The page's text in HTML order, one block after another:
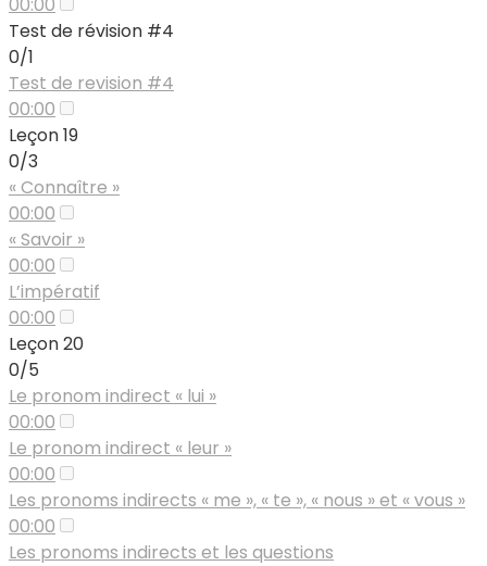
Test de révision #4
0/1
Test de revision #4
00:00
Leçon 19
0/3
« Connaître »
00:00
« Savoir »
00:00
L’impératif
00:00
Leçon 20
0/5
Le pronom indirect « lui »
00:00
Le pronom indirect « leur »
00:00
Les pronoms indirects « me », « te », « nous » et « vous »
00:00
Les pronoms indirects et les questions